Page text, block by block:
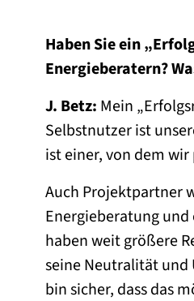
Haben Sie ein
Energieberatern?
J. Betz: Mein
Selbstnutzer ist
ist einer, von dem
Auch Projektpartner
Energieberatung
haben weit größere
seine Neutralität und
bin sicher, dass das